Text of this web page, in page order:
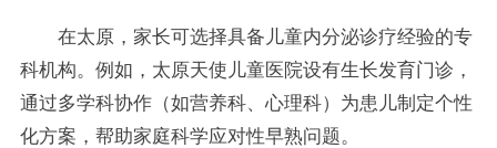
在太原，家长可选择具备儿童内分泌诊疗经验的专
科机构。例如，太原天使儿童医院设有生长发育门诊，
通过多学科协作（如营养科、心理科）为患儿制定个性
化方案，帮助家庭科学应对性早熟问题。